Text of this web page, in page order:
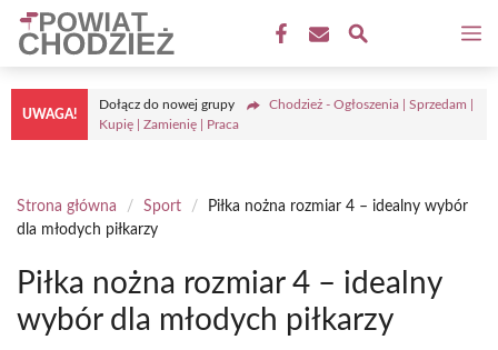
Przejdź
treści
UWAGA!
Dołącz do nowej grupy
Chodzież - Ogłoszenia | Sprzedam |
Kupię | Zamienię | Praca
Strona główna / Sport /
Piłka nożna rozmiar 4 – idealny wybór
dla młodych piłkarzy
Piłka nożna rozmiar 4 – idealny
wybór dla młodych piłkarzy